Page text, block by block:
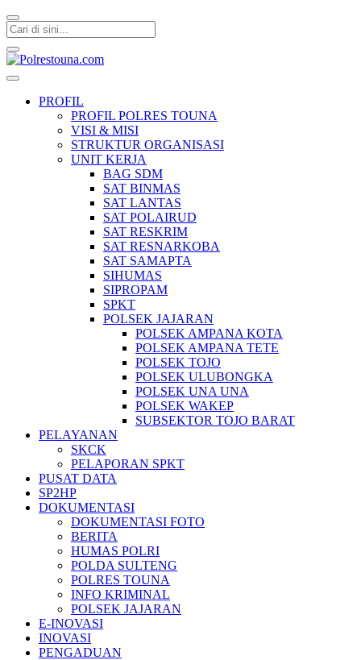
PROFIL
PROFIL POLRES TOUNA
VISI & MISI
STRUKTUR ORGANISASI
UNIT KERJA
BAG SDM
SAT BINMAS
SAT LANTAS
SAT POLAIRUD
SAT RESKRIM
SAT RESNARKOBA
SAT SAMAPTA
SIHUMAS
SIPROPAM
SPKT
POLSEK JAJARAN
POLSEK AMPANA KOTA
POLSEK AMPANA TETE
POLSEK TOJO
POLSEK ULUBONGKA
POLSEK UNA UNA
POLSEK WAKEP
SUBSEKTOR TOJO BARAT
PELAYANAN
SKCK
PELAPORAN SPKT
PUSAT DATA
SP2HP
DOKUMENTASI
DOKUMENTASI FOTO
BERITA
HUMAS POLRI
POLDA SULTENG
POLRES TOUNA
INFO KRIMINAL
POLSEK JAJARAN
E-INOVASI
INOVASI
PENGADUAN